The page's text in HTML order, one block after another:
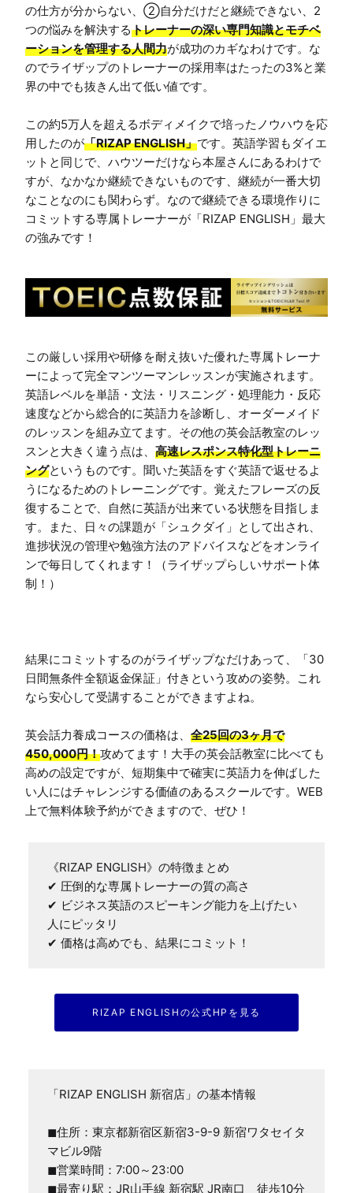
の仕方が分からない、②自分だけだと継続できない、2
つの悩みを解決するトレーナーの深い専門知識とモチベ
ーションを管理する人間力が成功のカギなわけです。な
のでライザップのトレーナーの採用率はたったの3%と業
界の中でも抜きん出て低い値です。
この約5万人を超えるボディメイクで培ったノウハウを応
用したのが「RIZAP ENGLISH」です。英語学習もダイエ
ットと同じで、ハウツーだけなら本屋さんにあるわけで
すが、なかなか継続できないものです、継続が一番大切
なことなのにも関わらず。なので継続できる環境作りに
コミットする専属トレーナーが「RIZAP ENGLISH」最大
の強みです！
この厳しい採用や研修を耐え抜いた優れた専属トレーナ
ーによって完全マンツーマンレッスンが実施されます。
英語レベルを単語・文法・リスニング・処理能力・反応
速度などから総合的に英語力を診断し、オーダーメイド
のレッスンを組み立てます。その他の英会話教室のレッ
スンと大きく違う点は、 高速レスポンス特化型トレーニ
ングというものです。聞いた英語をすぐ英語で返せるよ
うになるためのトレーニングです。覚えたフレーズの反
復することで、自然に英語が出来ている状態を目指しま
す。また、日々の課題が「シュクダイ」として出され、
進捗状況の管理や勉強方法のアドバイスなどをオンライ
ンで毎日してくれます！（ライザップらしいサポート体
制！）
結果にコミットするのがライザップなだけあって、「30
日間無条件全額返金保証」付きという攻めの姿勢。これ
なら安心して受講することができますよね。
英会話力養成コースの価格は、 全25回の3ヶ月で
450,000円！攻めてます！大手の英会話教室に比べても
高めの設定ですが、短期集中で確実に英語力を伸ばした
い人にはチャレンジする価値のあるスクールです。WEB
上で無料体験予約ができますので、ぜひ！
《RIZAP ENGLISH》の特徴まとめ
✔ 圧倒的な専属トレーナーの質の高さ
✔ ビジネス英語のスピーキング能力を上げたい
人にピッタリ
✔ 価格は高めでも、結果にコミット！
RIZAP ENGLISHの公式HPを見る
「RIZAP ENGLISH 新宿店」の基本情報
◼住所：東京都新宿区新宿3-9-9 新宿ワタセイタ
マビル9階
◼営業時間：7:00～23:00
◼最寄り駅：JR山手線 新宿駅 JR南口　徒歩10分